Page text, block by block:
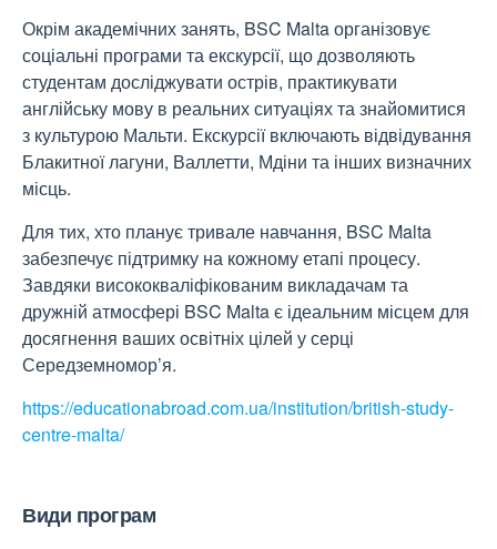
Окрім академічних занять, BSC Malta організовує
соціальні програми та екскурсії, що дозволяють
студентам досліджувати острів, практикувати
англійську мову в реальних ситуаціях та знайомитися
з культурою Мальти. Екскурсії включають відвідування
Блакитної лагуни, Валлетти, Мдіни та інших визначних
місць.
Для тих, хто планує тривале навчання, BSC Malta
забезпечує підтримку на кожному етапі процесу.
Завдяки висококваліфікованим викладачам та
дружній атмосфері BSC Malta є ідеальним місцем для
досягнення ваших освітніх цілей у серці
Середземномор’я.
https://educationabroad.com.ua/institution/british-study-
centre-malta/
Види програм